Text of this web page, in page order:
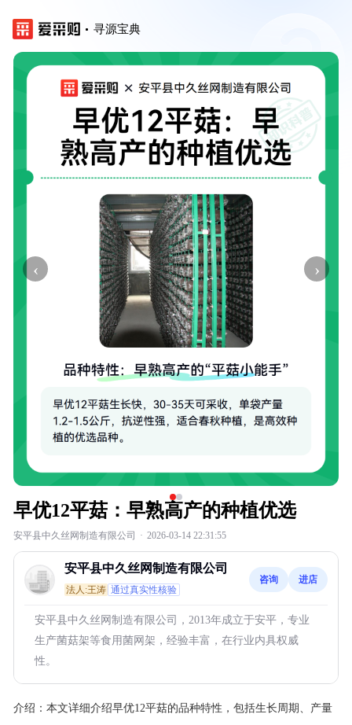
寻源宝典
‹ ›
早优12平菇：早熟高产的种植优选
安平县中久丝网制造有限公司 · 2026-03-14 22:31:55
安平县中久丝网制造有限公司
法人:王涛 通过真实性核验
咨询 进店
安平县中久丝网制造有限公司，2013年成立于安平，专业
生产菌菇架等食用菌网架，经验丰富，在行业内具权威
性。
介绍： 本文详细介绍早优12平菇的品种特性，包括生长周期、产量